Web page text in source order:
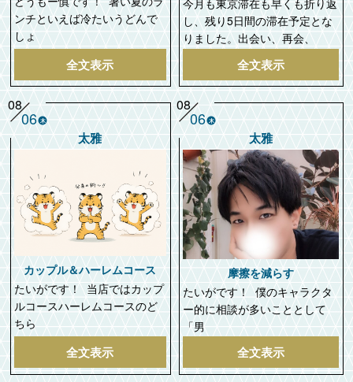
ンチといえば冷たいうどんで
しょ
全文表示
今月も東京滞在も早くも折り返
し、残り5日間の滞在予定とな
りました。出会い、再会、
全文表示
太雅
カップル＆ハーレムコース
たいがです！ 当店ではカップ
ルコースハーレムコースのど
ちら
全文表示
08
06 木
太雅
摩擦を減らす
たいがです！ 僕のキャラクタ
ー的に相談が多いこととして
「男
全文表示
08
06 木